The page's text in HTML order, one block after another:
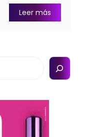
Leer más